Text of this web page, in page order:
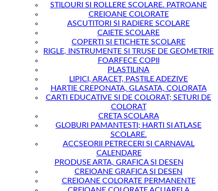
STILOURI SI ROLLERE SCOLARE. PATROANE
CREIOANE COLORATE
ASCUTITORI SI RADIERE SCOLARE
CAIETE SCOLARE
COPERTI SI ETICHETE SCOLARE
RIGLE, INSTRUMENTE SI TRUSE DE GEOMETRIE
FOARFECE COPII
PLASTILINA
LIPICI, ARACET, PASTILE ADEZIVE
HARTIE CREPONATA, GLASATA, COLORATA
CARTI EDUCATIVE SI DE COLORAT; SETURI DE
COLORAT
CRETA SCOLARA
GLOBURI PAMANTESTI; HARTI SI ATLASE
SCOLARE.
ACCSEORII PETRECERI SI CARNAVAL
CALENDARE
PRODUSE ARTA, GRAFICA SI DESEN
CREIOANE GRAFICA SI DESEN
CREIOANE COLORATE PERMANENTE